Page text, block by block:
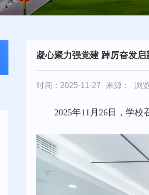
凝心聚力强党建 踔厉奋发
时间：2025-11-27 来源： 浏
2025年11月26日，学